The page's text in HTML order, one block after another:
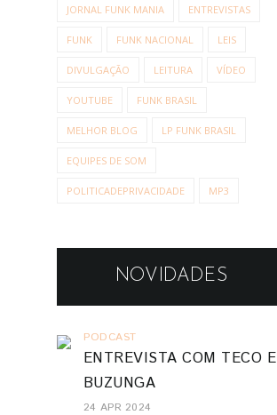
JORNAL FUNK MANIA ENTREVISTAS
FUNK FUNK NACIONAL LEIS
DIVULGAÇÃO LEITURA VÍDEO
YOUTUBE FUNK BRASIL
MELHOR BLOG LP FUNK BRASIL
EQUIPES DE SOM
POLITICADEPRIVACIDADE MP3
NOVIDADES
PODCAST
ENTREVISTA COM TECO E
BUZUNGA
24 APR 2024